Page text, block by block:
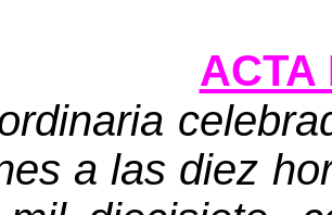
ACTA
a las diez